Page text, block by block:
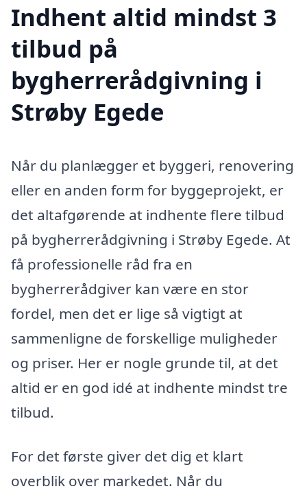
Indhent altid mindst 3
tilbud på
bygherrerådgivning i
Strøby Egede
Når du planlægger et byggeri, renovering
eller en anden form for byggeprojekt, er
det altafgørende at indhente flere tilbud
på bygherrerådgivning i Strøby Egede. At
få professionelle råd fra en
bygherrerådgiver kan være en stor
fordel, men det er lige så vigtigt at
sammenligne de forskellige muligheder
og priser. Her er nogle grunde til, at det
altid er en god idé at indhente mindst tre
tilbud.
For det første giver det dig et klart
overblik over markedet. Når du